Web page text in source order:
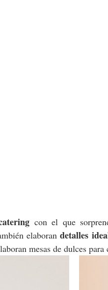
con el que
elaboran detalles
mesas de dulces para